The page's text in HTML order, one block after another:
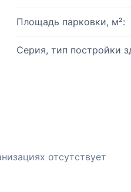
Площадь парковки, м²:
Серия, тип постройки
отсутствует